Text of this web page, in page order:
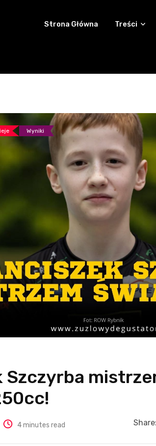
Strona Główna Treści
Wyniki
Szczyrba
4 minutes read Share: